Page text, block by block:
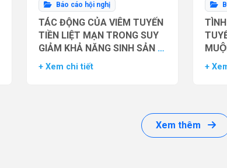
Báo cáo hội nghị
TÁC ĐỘNG CỦA VIÊM TUYẾN
TIỀN LIỆT MẠN TRONG SUY
GIẢM KHẢ NĂNG SINH SẢN Ở
NAM GIỚI
+ Xem chi tiết +
Xem thêm